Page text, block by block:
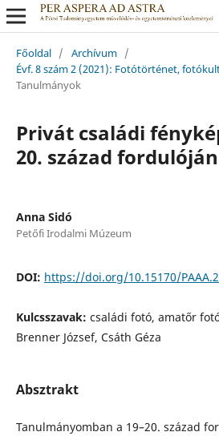
Főoldal / Archívum /
Évf. 8 szám 2 (2021): Fotótörténet,
Tanulmányok
Privát családi
20. század fordulóján
Anna Sidó
Petőfi Irodalmi Múzeum
DOI: https://doi.org/10.15170/
Kulcsszavak: családi fotó, amatőr
Brenner József, Csáth Géza
Absztrakt
Tanulmányomban a 19–20. század